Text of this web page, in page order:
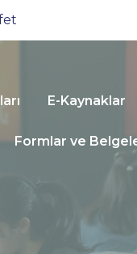
E-Kaynaklar
Formlar ve